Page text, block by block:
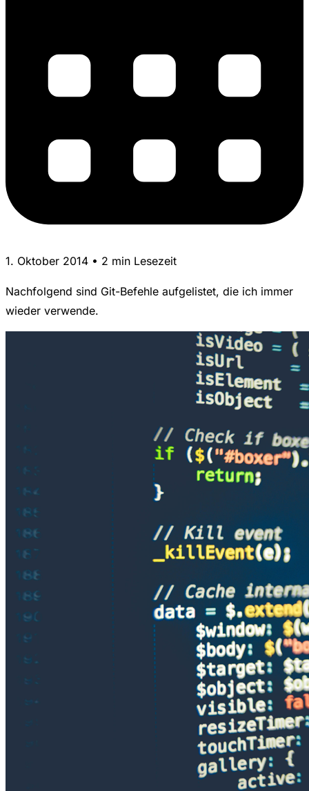
1. Oktober 2014 • 2 min Lesezeit
Nachfolgend sind Git-Befehle aufgelistet, die ich immer
wieder verwende.